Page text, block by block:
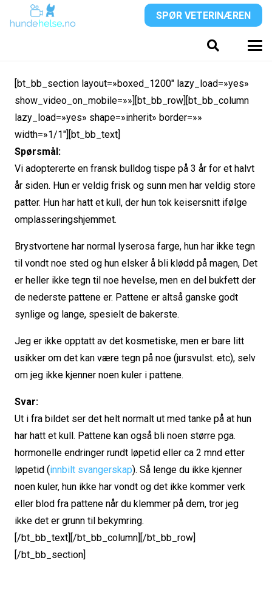
SPØR VETERINÆREN
[bt_bb_section layout=»boxed_1200″ lazy_load=»yes»
show_video_on_mobile=»»][bt_bb_row][bt_bb_column
lazy_load=»yes» shape=»inherit» border=»»
width=»1/1″][bt_bb_text]
Spørsmål:
Vi adoptererte en fransk bulldog tispe på 3 år for et halvt
år siden. Hun er veldig frisk og sunn men har veldig store
patter. Hun har hatt et kull, der hun tok keisersnitt ifølge
omplasseringshjemmet.
Brystvortene har normal lyserosa farge, hun har ikke tegn
til vondt noe sted og hun elsker å bli klødd på magen, Det
er heller ikke tegn til noe hevelse, men en del bukfett der
de nederste pattene er. Pattene er altså ganske godt
synlige og lange, spesielt de bakerste.
Jeg er ikke opptatt av det kosmetiske, men er bare litt
usikker om det kan være tegn på noe (jursvulst. etc), selv
om jeg ikke kjenner noen kuler i pattene.
Svar:
Ut i fra bildet ser det helt normalt ut med tanke på at hun
har hatt et kull. Pattene kan også bli noen større pga.
hormonelle endringer rundt løpetid eller ca 2 mnd etter
løpetid (innbilt svangerskap). Så lenge du ikke kjenner
noen kuler, hun ikke har vondt og det ikke kommer verk
eller blod fra pattene når du klemmer på dem, tror jeg
ikke det er grunn til bekymring.
[/bt_bb_text][/bt_bb_column][/bt_bb_row]
[/bt_bb_section]